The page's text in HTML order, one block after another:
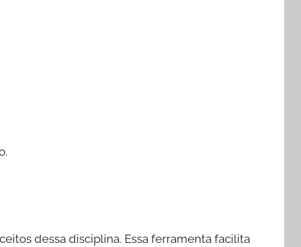
dessa disciplina. Essa ferramenta facilita